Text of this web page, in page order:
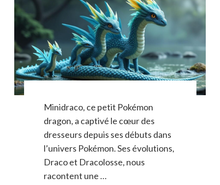
Minidraco, ce petit Pokémon
dragon, a captivé le cœur des
dresseurs depuis ses débuts dans
l’univers Pokémon. Ses évolutions,
Draco et Dracolosse, nous
racontent une …